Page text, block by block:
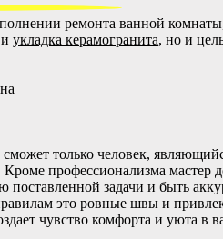
ремонта ванной
и укладка керамогранита, но и
только человек,
профессионализма мастер
поставленной задачи и быть
это ровные швы и
чувство комфорта и уюта в